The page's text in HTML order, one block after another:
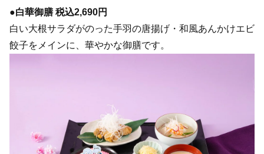
●白華御膳 税込2,690円
白い大根サラダがのった手羽の唐揚げ・和風あんかけエビ
餃子をメインに、華やかな御膳です。